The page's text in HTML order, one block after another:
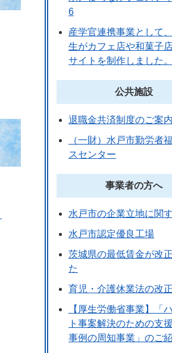
6
産学官連携事業として
生がカフェ店や和菓子
サイトを制作しました。
公共施設
退職金共済制度のご案内
（一財）水戸市勤労者
スセンター
事業者の方へ
水戸市の企業立地に関
水戸市認定優良工場
茨城県の最低賃金が改
た
育児・介護休業法の改
【厚生労働省事業】「
ト事案解決のための支
事例の周知事業」のご